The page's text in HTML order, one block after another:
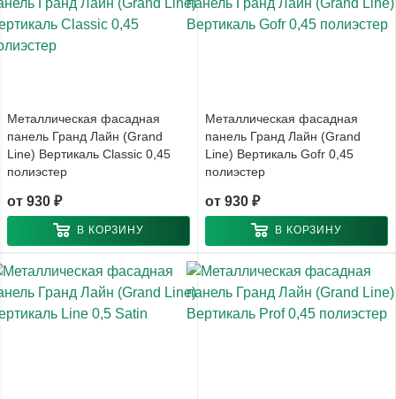
Металлическая фасадная
панель Гранд Лайн (Grand
Line) Вертикаль Classic 0,45
полиэстер
от 930 ₽
В КОРЗИНУ
Металлическая фасадная
панель Гранд Лайн (Grand
Line) Вертикаль Gofr 0,45
полиэстер
от 930 ₽
В КОРЗИНУ